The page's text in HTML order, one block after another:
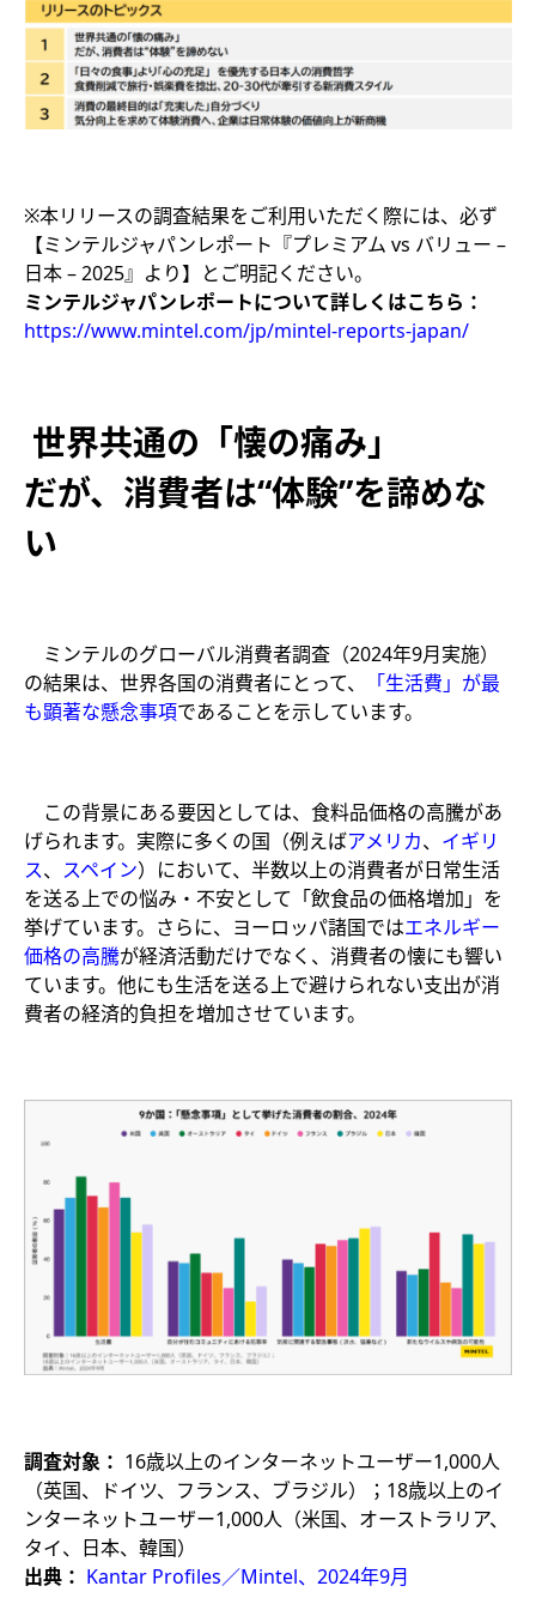
※本リリースの調査結果をご利用いただく際には、必ず
【ミンテルジャパンレポート『プレミアム vs バリュー –
日本 – 2025』より】とご明記ください。​
ミンテルジャパンレポートについて詳しくはこちら：
https://www.mintel.com/jp/mintel-reports-japan/​
世界共通の「懐の痛み」
だが、消費者は“体験”を諦めな
い
ミンテルのグローバル消費者調査（2024年9月実施）
の結果は、世界各国の消費者にとって、
「生活費」 が最
も顕著な懸念事項であることを示しています。​
この背景にある要因としては、食料品価格の高騰があ
げられます。実際に多くの国（例えばアメリカ、 イギリ
ス、 スペイン）において、半数以上の消費者が日常生活
を送る上での悩み・不安として「飲食品の価格増加」を
挙げています。さらに、ヨーロッパ諸国ではエネルギー
価格の高騰が経済活動だけでなく、消費者の懐にも響い
ています。他にも生活を送る上で避けられない支出が消
費者の経済的負担を増加させています。​
調査対象： 16歳以上のインターネットユーザー1,000人​
（英国、ドイツ、フランス、ブラジル）；18歳以上のイ
ンターネットユーザー1,000人（米国、オーストラリア、
タイ、日本、韓国）
出典： Kantar Profiles／Mintel、2024年9月